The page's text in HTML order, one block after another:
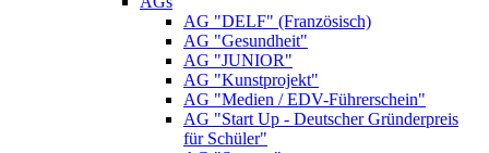
AG "DELF" (Französisch)
AG "Gesundheit"
AG "JUNIOR"
AG "Kunstprojekt"
AG "Medien / EDV-Führerschein"
AG "Start Up - Deutscher Gründerpreis
für Schüler"